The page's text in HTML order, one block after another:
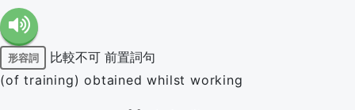
形容詞 比較不可 前置詞句
(of training) obtained whilst working